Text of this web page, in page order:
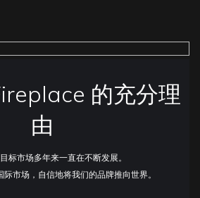
的充分理
由
标市场多年来一直在不断发展。
市场，自信地将我们的品牌推向世界。